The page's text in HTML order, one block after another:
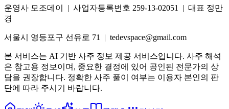
운영사 모조데이 | 사업자등록번호 259-13-02051 | 대표 정만
경
서울시 영등포구 선유로 71 | tedevspace@gmail.com
본 서비스는 AI 기반 사주 정보 제공 서비스입니다. 사주 해석
은 참고용 정보이며, 중요한 결정에 있어 공인된 전문가의 상
담을 권장합니다. 정확한 사주 풀이 여부는 이용자 본인의 판
단에 따라 주시기 바랍니다.